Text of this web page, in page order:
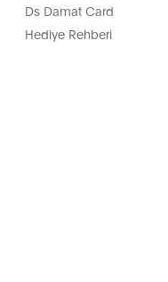
Ds Damat Card
Hediye Rehberi